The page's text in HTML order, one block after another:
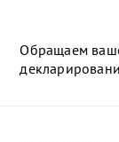
Обращаем
в